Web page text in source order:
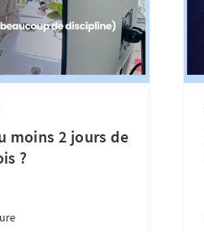
moins 2 jours de
?